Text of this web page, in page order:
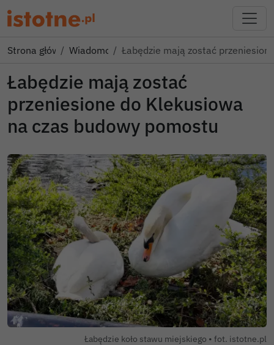
Strona głównaWiadomościŁabędzie mają zostać
Łabędzie mają zostać
przeniesione do Klekusiowa
na czas budowy pomostu
Łabędzie koło stawu miejskiego • fot. istotne.pl